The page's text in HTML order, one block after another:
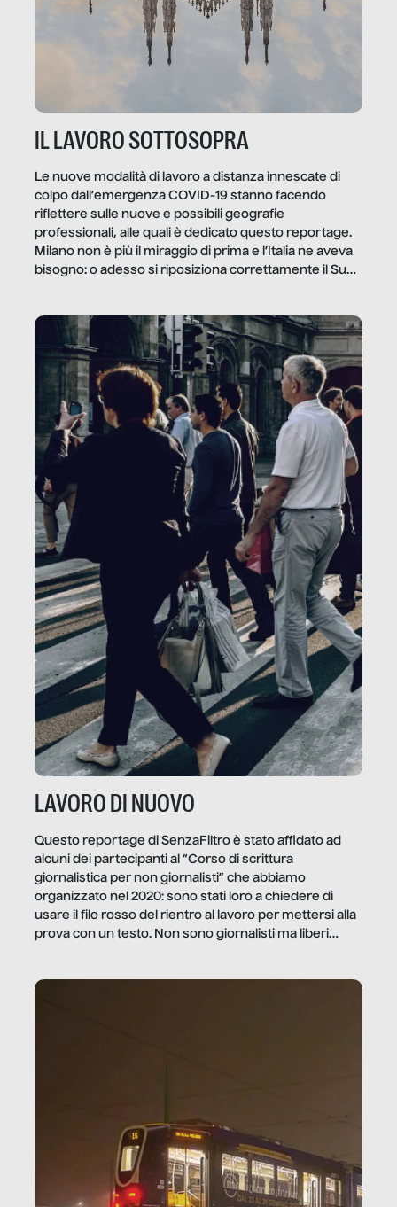
IL LAVORO SOTTOSOPRA
Le nuove modalità di lavoro a distanza innescate di
colpo dall’emergenza COVID-19 stanno facendo
riflettere sulle nuove e possibili geografie
professionali, alle quali è dedicato questo reportage.
Milano non è più il miraggio di prima e l’Italia ne aveva
bisogno: o adesso si riposiziona correttamente il Sud
LAVORO DI NUOVO
Questo reportage di SenzaFiltro è stato affidato ad
alcuni dei partecipanti al “Corso di scrittura
giornalistica per non giornalisti” che abbiamo
organizzato nel 2020: sono stati loro a chiedere di
usare il filo rosso del rientro al lavoro per mettersi alla
prova con un testo. Non sono giornalisti ma liberi